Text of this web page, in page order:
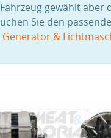
gewählt aber
Sie den
Generator &